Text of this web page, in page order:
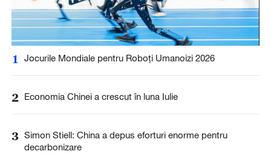
1 Jocurile Mondiale pentru Roboți Umanoizi 2026
2 Economia Chinei a crescut în luna Iulie
3 Simon Stiell: China a depus eforturi enorme pentru
decarbonizare